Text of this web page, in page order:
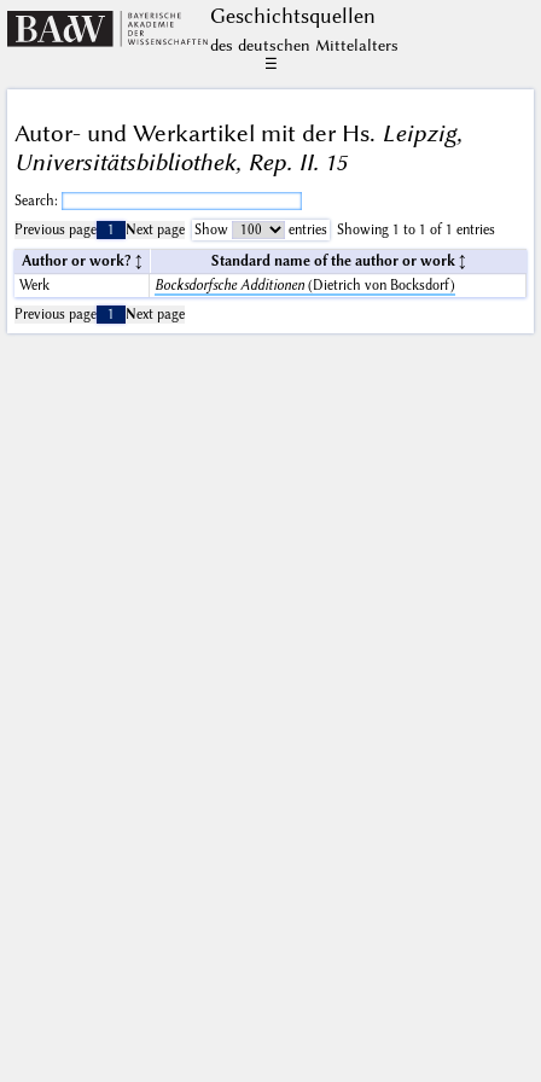
Geschichts­quellen
des deutschen Mittelalters
☰
Autor- und Werkartikel mit der Hs. Leipzig,
Universitätsbibliothek, Rep. II. 15
Search:
Previous page
1 Next page Show entries
Showing 1 to 1 of 1 entries
Author or work?
Standard name of the author or work
Werk
Bocksdorfsche Additionen(Dietrich von Bocksdorf)
Previous page
1 Next page